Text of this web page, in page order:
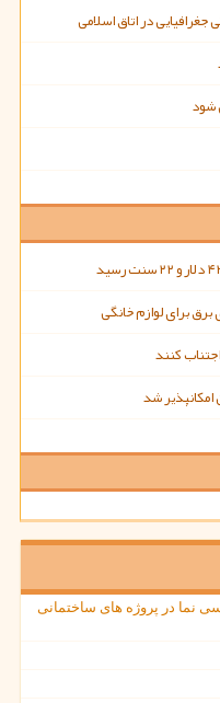
در اتاق اسلامی
شود
برای لوازم خانگی
کنند
شد
نما در پروژه های ساختمانی